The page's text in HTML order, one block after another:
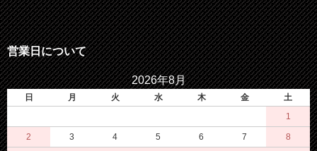
営業日について
2026年8月
日 月 火 水 木 金
土
1
2 3 4 5 6 7 8